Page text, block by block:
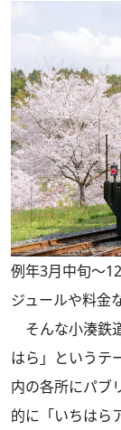
例年3月中旬〜
ジュールや料金
そんな小湊鉄
はら」というテ
内の各所にパブ
的に「いちはら